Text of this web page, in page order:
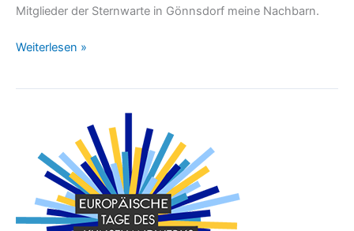
Mitglieder der Sternwarte in Gönnsdorf meine Nachbarn.
Weiterlesen »
große
Aktion
Jahres